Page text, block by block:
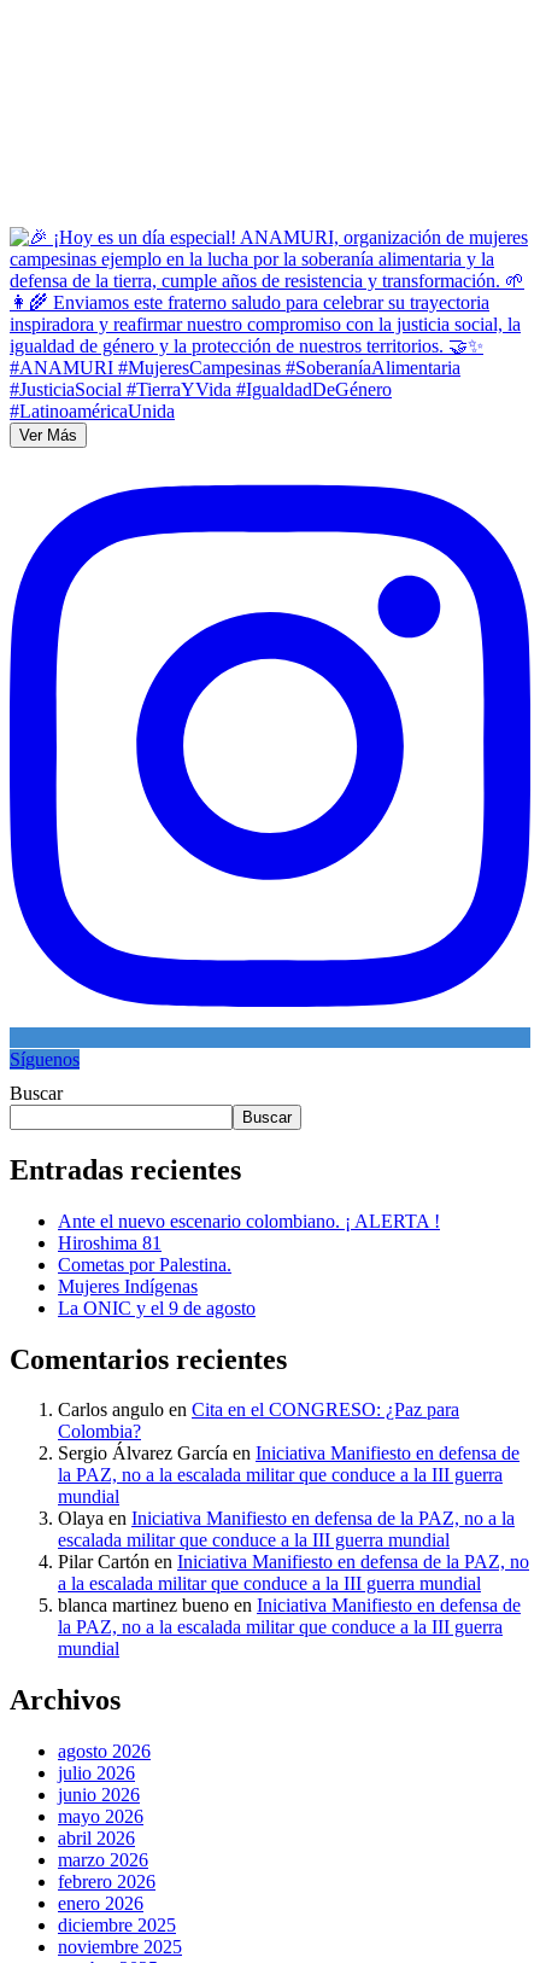
Ver Más
Síguenos
Buscar
Buscar
Entradas recientes
Ante el nuevo escenario colombiano. ¡ ALERTA !
Hiroshima 81
Cometas por Palestina.
Mujeres Indígenas
La ONIC y el 9 de agosto
Comentarios recientes
Carlos angulo en Cita en el CONGRESO: ¿Paz para
Colombia?
Sergio Álvarez García en Iniciativa Manifiesto en defensa de
la PAZ, no a la escalada militar que conduce a la III guerra
mundial
Olaya en Iniciativa Manifiesto en defensa de la PAZ, no a la
escalada militar que conduce a la III guerra mundial
Pilar Cartón en Iniciativa Manifiesto en defensa de la PAZ, no
a la escalada militar que conduce a la III guerra mundial
blanca martinez bueno en Iniciativa Manifiesto en defensa de
la PAZ, no a la escalada militar que conduce a la III guerra
mundial
Archivos
agosto 2026
julio 2026
junio 2026
mayo 2026
abril 2026
marzo 2026
febrero 2026
enero 2026
diciembre 2025
noviembre 2025